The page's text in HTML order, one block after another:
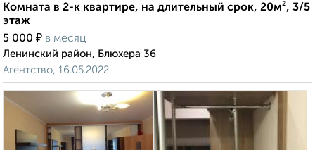
Комната в 2-к квартире, на длительный срок, 20м², 3/5
этаж
5 000 ₽ в месяц
Ленинский район, Блюхера 36
Агентство, 16.05.2022